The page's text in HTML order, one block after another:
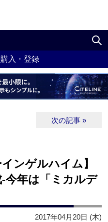
入・登録
次の記事 »
ンゲルハイム】
今年は「ミカルデ
2017年04月20日 (木)